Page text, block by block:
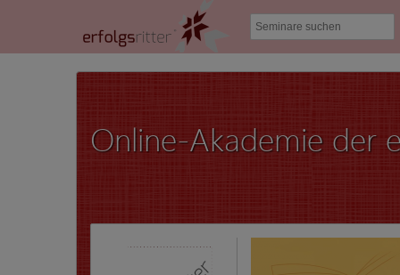
Online-Akademie der